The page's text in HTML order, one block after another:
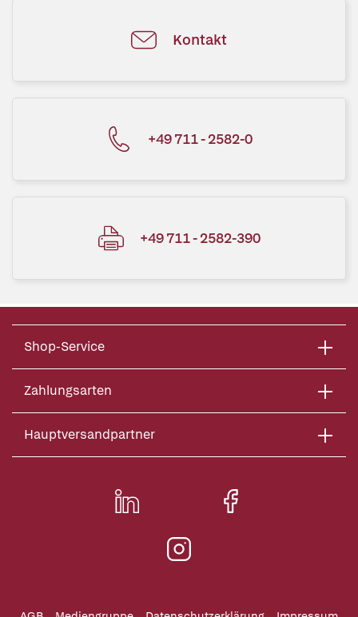
Kontakt
+49 711 - 2582-0
+49 711 - 2582-390
Shop-Service
Zahlungsarten
Hauptversandpartner